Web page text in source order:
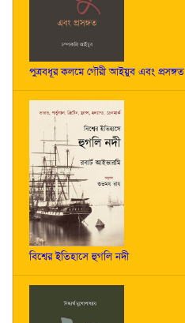
পুত্রবধূর কলমে গৌরী আইয়ুব এবং প্রসঙ্গত
বিশ্বের ইতিহাসে হুগলি নদী